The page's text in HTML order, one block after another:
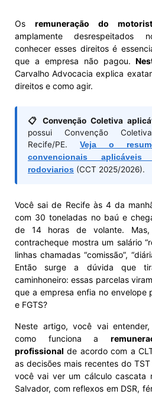
Os remuneração do
amplamente desrespeitados
conhecer esses direitos é
que a empresa não pagou.
Carvalho Advocacia explica
direitos e como agir.
📋 Convenção Coletiva
possui Convenção
Recife/PE. Veja o
convencionais
rodoviarios (CCT 2025/2026).
Você sai de Recife às 4 da
com 30 toneladas no baú e
de 14 horas de volante.
contracheque mostra um salário
linhas chamadas “comissão”,
Então surge a dúvida que
caminhoneiro: essas parcelas
que a empresa enfia no envelope
e FGTS?
Neste artigo, você vai
como funciona a
profissional de acordo com a
as decisões mais recentes do
você vai ver um cálculo cascata
Salvador, com reflexos em DSR,